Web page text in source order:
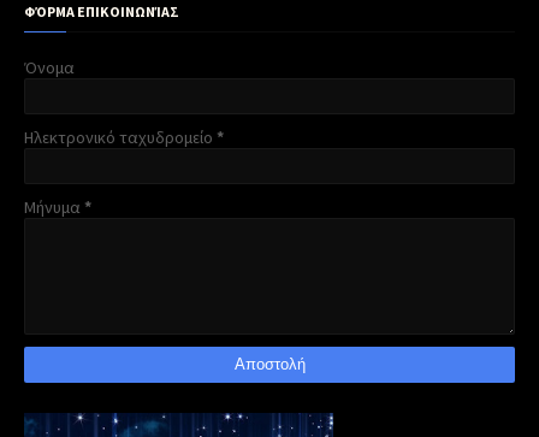
ΦΌΡΜΑ ΕΠΙΚΟΙΝΩΝΊΑΣ
Όνομα
Ηλεκτρονικό ταχυδρομείο *
Μήνυμα *